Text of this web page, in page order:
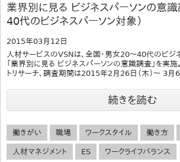
業界別に見る ビジネスパーソンの意
40代のビジネスパーソン対象）
2015年03月12日
人材サービスのVSNは、全国・男女20～40代のビジ
「業界別に見る ビジネスパーソンの意識調査」を実施
トリサーチ、調査期間は2015年2月26日（木）～ 3月6
続きを読む
働きがい 職場 ワークスタイル 働き方
人材マネジメント ES ワークライフバランス